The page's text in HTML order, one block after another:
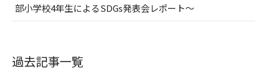
部小学校4年生によるSDGs発表会レポート～
過去記事一覧